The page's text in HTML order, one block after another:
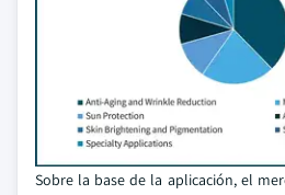
Sobre la base de la aplicación, el